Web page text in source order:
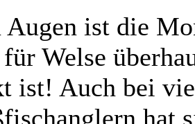
ist die
Welse
ist! Auch bei
hat